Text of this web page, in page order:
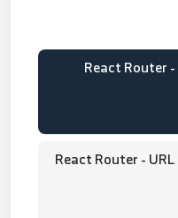
43.043 - ReactJS بالعربية - React Router -
44.044 - ReactJS بالعربية - React Router - URL